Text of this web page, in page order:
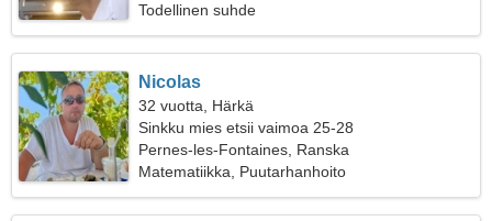
Todellinen suhde
Nicolas
32 vuotta, Härkä
Sinkku mies etsii vaimoa 25-28
Pernes-les-Fontaines, Ranska
Matematiikka, Puutarhanhoito